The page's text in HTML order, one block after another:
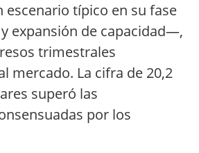
típico en su fase
expansión de capacidad—,
trimestrales
mercado. La cifra de 20,2
superó las
por los